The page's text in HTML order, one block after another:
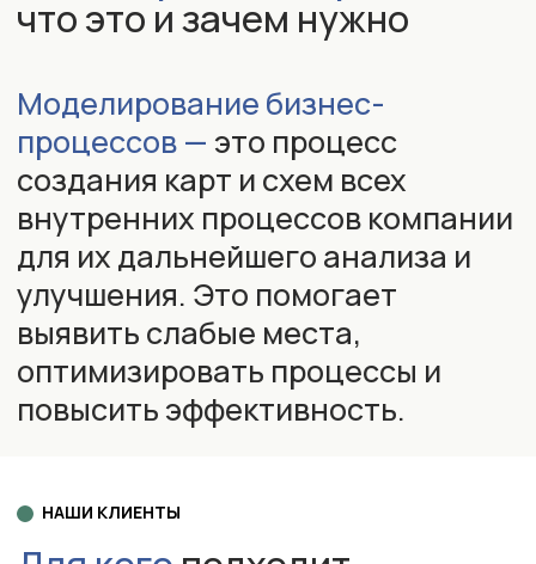
Как проходит
моделирование бизнес-
процессов на практике
КАК МЫ РЕАЛИЗУЕМ УСЛУГУ
Наша услуга моделирования
интерактивной доски,